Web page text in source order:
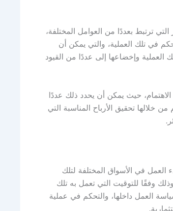
ترتبط بعددًا من العوامل المختلفة،
في تلك العملية، والتي يمكن أن
العملية وإخضاعها إلى عددًا من القيود
حيث يمكن أن يحدد ذلك عددًا
خلالها تحقيق الأرباح المناسبة التي
العمل في الأسواق المختلفة لتلك
وفقًا للتوقيت التي تعمل به تلك
العمل داخلها، والتحكم في عملية